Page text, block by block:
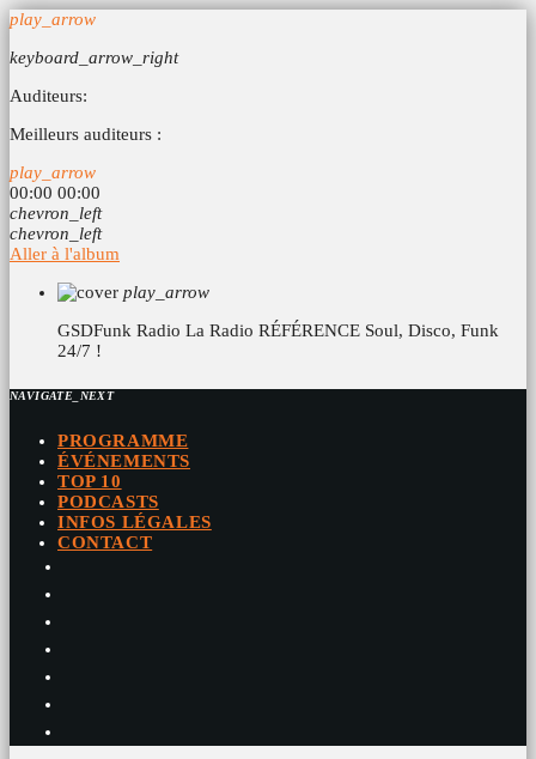
play_arrow
keyboard_arrow_right
Auditeurs:
Meilleurs auditeurs :
play_arrow
00:00 00:00
chevron_left
chevron_left
Aller à l'album
play_arrow
GSDFunk Radio La Radio RÉFÉRENCE Soul, Disco, Funk
24/7 !
NAVIGATE_NEXT
PROGRAMME
ÉVÉNEMENTS
TOP 10
PODCASTS
INFOS LÉGALES
CONTACT